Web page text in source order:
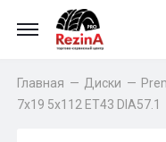
Главная — Диски —
7x19 5x112 ET43 DIA57.1